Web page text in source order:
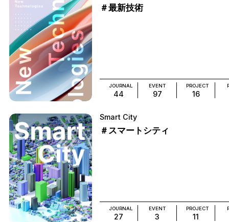
＃最新技術
JOURNAL
44
EVENT
97
PROJECT
16
Smart City
＃スマートシティ
JOURNAL
27
EVENT
3
PROJECT
11